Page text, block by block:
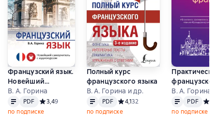
Французский язык.
Новейший
самоучитель с
аудиокурсом
В. А. Горина
Текст PDF
PDF Средний рейтинг 3,4 на основе 9 оценок
3,49
по подписке
Полный курс
французского языка
В. А. Горина и др.
Текст PDF
PDF Средний рейтинг 4,1 на основе 32
4,132
по подписке
ключами
В. А. Горина
Текст PDF
PDF
по подписке